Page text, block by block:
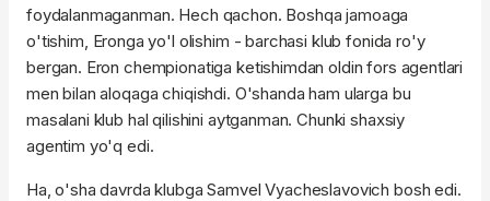
foydalanmaganman. Hech qachon. Boshqa jamoaga
o'tishim, Eronga yo'l olishim - barchasi klub fonida ro'y
bergan. Eron chempionatiga ketishimdan oldin fors agentlari
men bilan aloqaga chiqishdi. O'shanda ham ularga bu
masalani klub hal qilishini aytganman. Chunki shaxsiy
agentim yo'q edi.
Ha, o'sha davrda klubga Samvel Vyacheslavovich bosh edi.